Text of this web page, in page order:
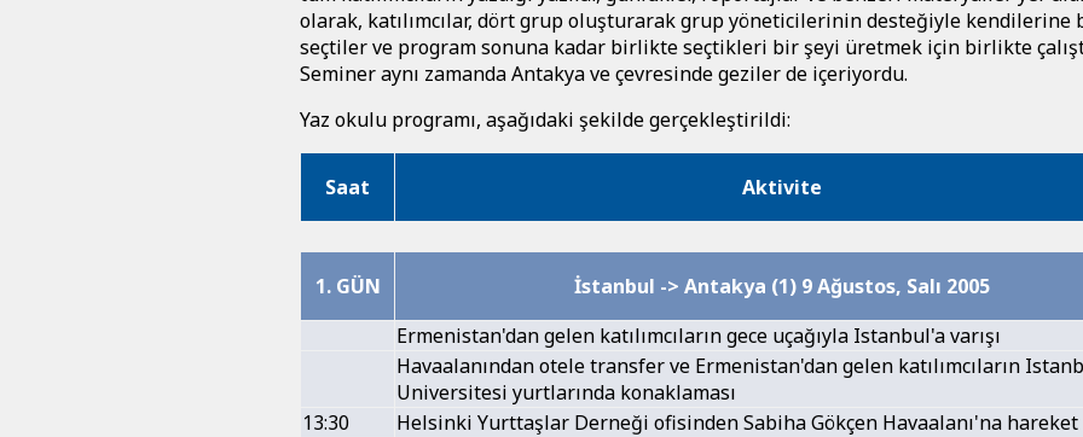
olarak, katılımcılar, dört grup oluşturarak grup yöneticilerinin desteğiyle kendilerine
seçtiler ve program sonuna kadar birlikte seçtikleri bir şeyi üretmek için birlikte
Seminer aynı zamanda Antakya ve çevresinde geziler de içeriyordu.
Yaz okulu programı, aşağıdaki şekilde gerçekleştirildi:
Saat Aktivite
1. GÜN
İstanbul -> Antakya (1) 9 Ağustos, Salı 2005
Ermenistan'dan gelen katılımcıların gece uçağıyla Istanbul'a varışı
Havaalanından otele transfer ve Ermenistan'dan gelen katılımcıların
Universitesi yurtlarında konaklaması
13:30
Helsinki Yurttaşlar Derneği ofisinden Sabiha Gökçen Havaalanı'na hareket